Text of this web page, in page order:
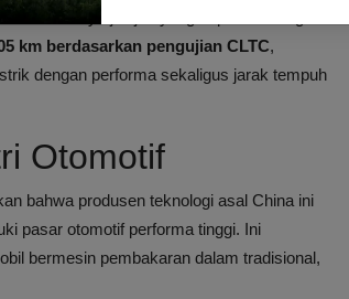
daya jelajah yang impresif. Dengan
km berdasarkan pengujian CLTC,
dengan performa sekaligus jarak tempuh
Otomotif
bahwa produsen teknologi asal China ini
pasar otomotif performa tinggi. Ini
bermesin pembakaran dalam tradisional,